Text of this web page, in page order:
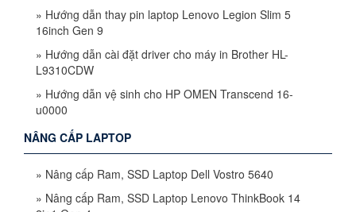
» Hướng dẫn thay pin laptop Lenovo Legion Slim 5
16inch Gen 9
» Hướng dẫn cài đặt driver cho máy in Brother HL-
L9310CDW
» Hướng dẫn vệ sinh cho HP OMEN Transcend 16-
u0000
NÂNG CẤP LAPTOP
» Nâng cấp Ram, SSD Laptop Dell Vostro 5640
» Nâng cấp Ram, SSD Laptop Lenovo ThinkBook 14